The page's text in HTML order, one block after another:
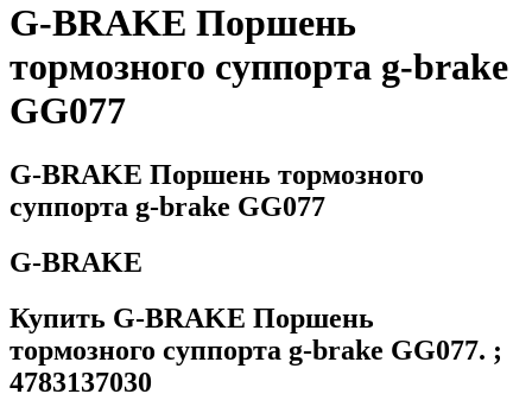
G-BRAKE Поршень
тормозного суппорта g-brake
GG077
G-BRAKE Поршень тормозного
суппорта g-brake GG077
G-BRAKE
Купить G-BRAKE Поршень
тормозного суппорта g-brake GG077. ;
4783137030